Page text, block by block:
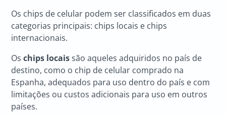
Os chips de celular podem ser classificados em duas
categorias principais: chips locais e chips
internacionais.
Oschips locaissão aqueles adquiridos no país de
destino, como o chip de celular comprado na
Espanha, adequados para uso dentro do país e com
limitações ou custos adicionais para uso em outros
países.